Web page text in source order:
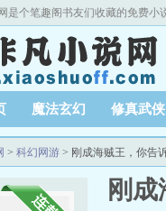
是个笔趣阁书友们收藏的免费小
魔法玄幻 修真武侠
> 科幻网游 > 刚成海贼王，你告
刚